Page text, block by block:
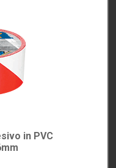
in PVC